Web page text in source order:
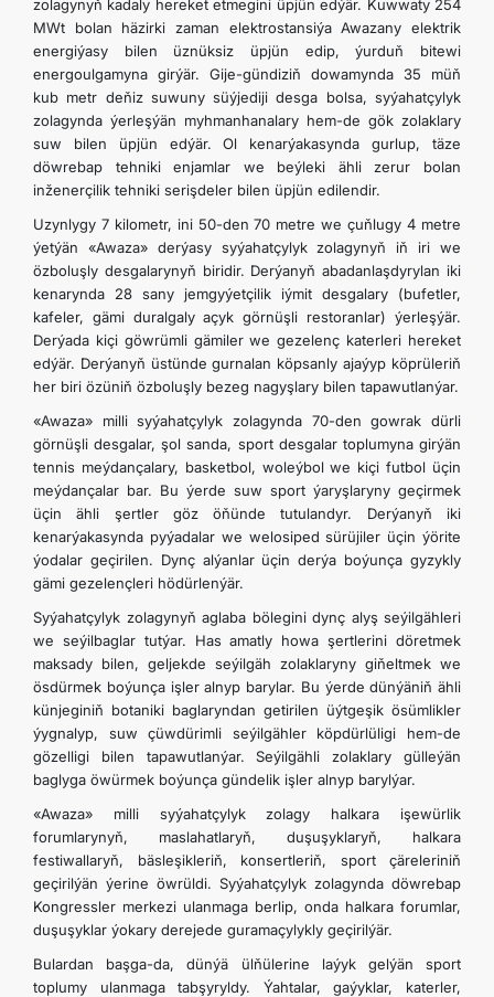
zolagynyň kadaly hereket etmegini üpjün edýär. Kuwwaty 254
MWt bolan häzirki zaman elektrostansiýa Awazany elektrik
energiýasy bilen üznüksiz üpjün edip, ýurduň bitewi
energoulgamyna girýär. Gije-gündiziň dowamynda 35 müň
kub metr deňiz suwuny süýjediji desga bolsa, syýahatçylyk
zolagynda ýerleşýän myhmanhanalary hem-de gök zolaklary
suw bilen üpjün edýär. Ol kenarýakasynda gurlup, täze
döwrebap tehniki enjamlar we beýleki ähli zerur bolan
inženerçilik tehniki serişdeler bilen üpjün edilendir.
Uzynlygy 7 kilometr, ini 50-den 70 metre we çuňlugy 4 metre
ýetýän «Awaza» derýasy syýahatçylyk zolagynyň iň iri we
özboluşly desgalarynyň biridir. Derýanyň abadanlaşdyrylan iki
kenarynda 28 sany jemgyýetçilik iýmit desgalary (bufetler,
kafeler, gämi duralgaly açyk görnüşli restoranlar) ýerleşýär.
Derýada kiçi göwrümli gämiler we gezelenç katerleri hereket
edýär. Derýanyň üstünde gurnalan köpsanly ajaýyp köprüleriň
her biri özüniň özboluşly bezeg nagyşlary bilen tapawutlanýar.
«Awaza» milli syýahatçylyk zolagynda 70-den gowrak dürli
görnüşli desgalar, şol sanda, sport desgalar toplumyna girýän
tennis meýdançalary, basketbol, woleýbol we kiçi futbol üçin
meýdançalar bar. Bu ýerde suw sport ýaryşlaryny geçirmek
üçin ähli şertler göz öňünde tutulandyr. Derýanyň iki
kenarýakasynda pyýadalar we welosiped sürüjiler üçin ýörite
ýodalar geçirilen. Dynç alýanlar üçin derýa boýunça gyzykly
gämi gezelençleri hödürlenýär.
Syýahatçylyk zolagynyň aglaba bölegini dynç alyş seýilgähleri
we seýilbaglar tutýar. Has amatly howa şertlerini döretmek
maksady bilen, geljekde seýilgäh zolaklaryny giňeltmek we
ösdürmek boýunça işler alnyp barylar. Bu ýerde dünýäniň ähli
künjeginiň botaniki baglaryndan getirilen üýtgeşik ösümlikler
ýygnalyp, suw çüwdürimli seýilgähler köpdürlüligi hem-de
gözelligi bilen tapawutlanýar. Seýilgähli zolaklary gülleýän
baglyga öwürmek boýunça gündelik işler alnyp barylýar.
«Awaza» milli syýahatçylyk zolagy halkara işewürlik
forumlarynyň, maslahatlaryň, duşuşyklaryň, halkara
festiwallaryň, bäsleşikleriň, konsertleriň, sport çäreleriniň
geçirilýän ýerine öwrüldi. Syýahatçylyk zolagynda döwrebap
Kongressler merkezi ulanmaga berlip, onda halkara forumlar,
duşuşyklar ýokary derejede guramaçylykly geçirilýär.
Bulardan başga-da, dünýä ülňülerine laýyk gelýän sport
toplumy ulanmaga tabşyryldy. Ýahtalar, gaýyklar, katerler,